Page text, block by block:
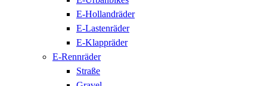
E-Hollandräder
E-Lastenräder
E-Klappräder
E-Rennräder
Straße